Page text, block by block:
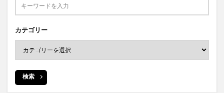
カテゴリー
検索